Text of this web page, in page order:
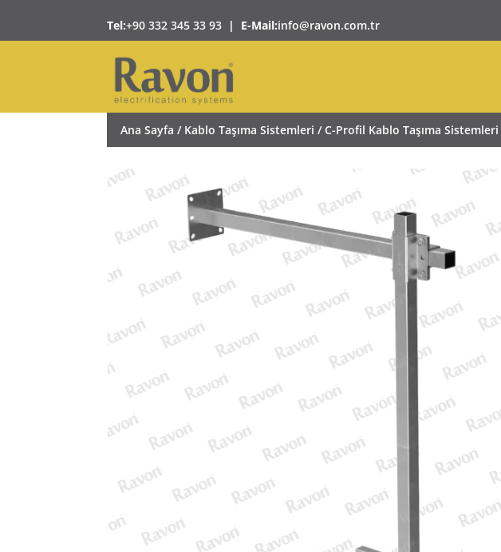
Tel:+90 332 345 33 93 | E-Mail:info@ravon.com.tr
Ana Sayfa / Kablo Taşıma Sistemleri / C-Profil Kablo Taşıma Sistemleri